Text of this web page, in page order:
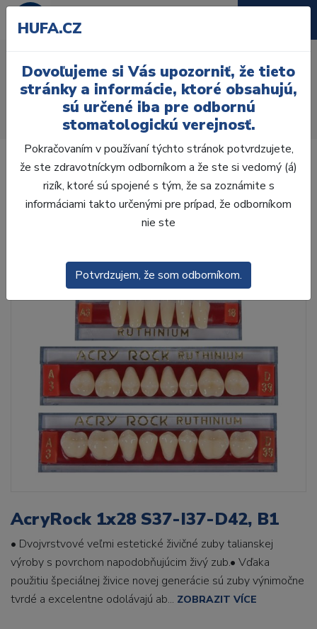
D42, B1
Zuby
AcryRock
AcryRock 1x28 S37-I37-D42, B1
AcryRock 1x28 S37-I37-D42, B1
• Dvojvrstvové veľmi estetické živičné zuby talianskej
výroby s povrchom napodobňujúcim živý zub.• Vďaka
použitiu špeciálnej živice novej generácie sú zuby výnimočne
tvrdé a excelentne odolávajú ab... ZOBRAZIT VÍCE
HUFA.CZ
Dovoľujeme si Vás upozorniť, že tieto
stránky a informácie, ktoré obsahujú,
sú určené iba pre odbornú
stomatologickú verejnosť.
Pokračovaním v používaní týchto stránok potvrdzujete,
že ste zdravotníckym odborníkom a že ste si vedomý (á)
rizík, ktoré sú spojené s tým, že sa zoznámite s
informáciami takto určenými pre prípad, že odborníkom
nie ste
Potvrdzujem, že som odborníkom.